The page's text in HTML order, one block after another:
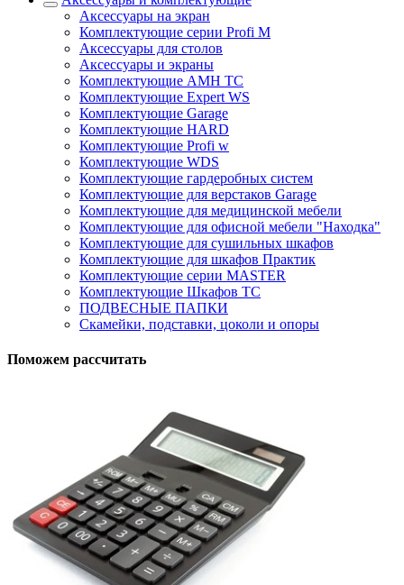
Аксессуары на экран
Комплектующие серии Profi M
Аксессуары для столов
Аксессуары и экраны
Комплектующие AMH TC
Комплектующие Expert WS
Комплектующие Garage
Комплектующие HARD
Комплектующие Profi w
Комплектующие WDS
Комплектующие гардеробных систем
Комплектующие для верстаков Garage
Комплектующие для медицинской мебели
Комплектующие для офисной мебели "Находка"
Комплектующие для сушильных шкафов
Комплектующие для шкафов Практик
Комплектующие серии MASTER
Комплектующие Шкафов ТС
ПОДВЕСНЫЕ ПАПКИ
Скамейки, подставки, цоколи и опоры
Поможем рассчитать